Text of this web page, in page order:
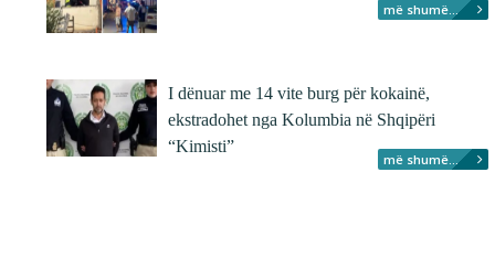
më shumë...
I dënuar me 14 vite burg për kokainë,
ekstradohet nga Kolumbia në Shqipëri
“Kimisti”
më shumë...